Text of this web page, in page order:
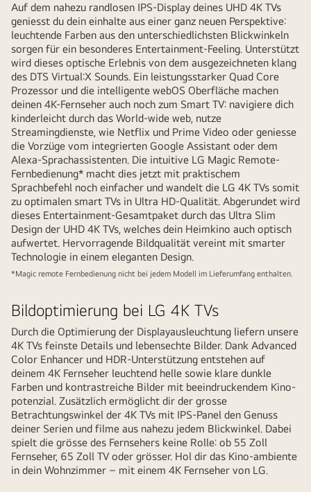
Auf dem nahezu randlosen IPS-Display deines UHD 4K TVs
geniesst du dein einhalte aus einer ganz neuen Perspektive:
leuchtende Farben aus den unterschiedlichsten Blickwinkeln
sorgen für ein besonderes Entertainment-Feeling. Unterstützt
wird dieses optische Erlebnis von dem ausgezeichneten klang
des DTS Virtual:X Sounds. Ein leistungsstarker Quad Core
Prozessor und die intelligente webOS Oberfläche machen
deinen 4K-Fernseher auch noch zum Smart TV: navigiere dich
kinderleicht durch das World-wide web, nutze
Streamingdienste, wie Netflix und Prime Video oder geniesse
die Vorzüge vom integrierten Google Assistant oder dem
Alexa-Sprachassistenten. Die intuitive LG Magic Remote-
Fernbedienung* macht dies jetzt mit praktischem
Sprachbefehl noch einfacher und wandelt die LG 4K TVs somit
zu optimalen smart TVs in Ultra HD-Qualität. Abgerundet wird
dieses Entertainment-Gesamtpaket durch das Ultra Slim
Design der UHD 4K TVs, welches dein Heimkino auch optisch
aufwertet. Hervorragende Bildqualität vereint mit smarter
Technologie in einem eleganten Design.
*Magic remote Fernbedienung nicht bei jedem Modell im Lieferumfang enthalten.
Bildoptimierung bei LG 4K TVs
Durch die Optimierung der Displayausleuchtung liefern unsere
4K TVs feinste Details und lebensechte Bilder. Dank Advanced
Color Enhancer und HDR-Unterstützung entstehen auf
deinem 4K Fernseher leuchtend helle sowie klare dunkle
Farben und kontrastreiche Bilder mit beeindruckendem Kino-
potenzial. Zusätzlich ermöglicht dir der grosse
Betrachtungswinkel der 4K TVs mit IPS-Panel den Genuss
deiner Serien und filme aus nahezu jedem Blickwinkel. Dabei
spielt die grösse des Fernsehers keine Rolle: ob 55 Zoll
Fernseher, 65 Zoll TV oder grösser. Hol dir das Kino-ambiente
in dein Wohnzimmer – mit einem 4K Fernseher von LG.